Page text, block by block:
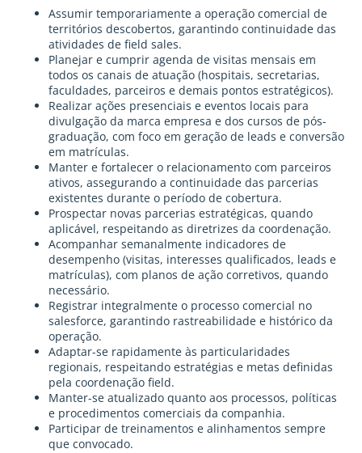
Assumir temporariamente a operação comercial de
territórios descobertos, garantindo continuidade das
atividades de field sales.
Planejar e cumprir agenda de visitas mensais em
todos os canais de atuação (hospitais, secretarias,
faculdades, parceiros e demais pontos estratégicos).
Realizar ações presenciais e eventos locais para
divulgação da marca empresa e dos cursos de pós-
graduação, com foco em geração de leads e conversão
em matrículas.
Manter e fortalecer o relacionamento com parceiros
ativos, assegurando a continuidade das parcerias
existentes durante o período de cobertura.
Prospectar novas parcerias estratégicas, quando
aplicável, respeitando as diretrizes da coordenação.
Acompanhar semanalmente indicadores de
desempenho (visitas, interesses qualificados, leads e
matrículas), com planos de ação corretivos, quando
necessário.
Registrar integralmente o processo comercial no
salesforce, garantindo rastreabilidade e histórico da
operação.
Adaptar-se rapidamente às particularidades
regionais, respeitando estratégias e metas definidas
pela coordenação field.
Manter-se atualizado quanto aos processos, políticas
e procedimentos comerciais da companhia.
Participar de treinamentos e alinhamentos sempre
que convocado.